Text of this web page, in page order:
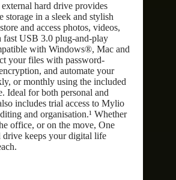
external hard drive provides
storage in a sleek and stylish
and access photos, videos,
fast USB 3.0 plug-and-play
with Windows®, Mac and
your files with password-
and automate your
or monthly using the included
Ideal for both personal and
includes trial access to Mylio
and organisation.¹ Whether
office, or on the move, One
drive keeps your digital life